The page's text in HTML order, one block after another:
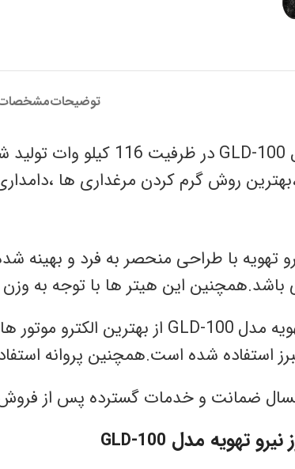
توضیحات
این هیتر ها با توجه به
مدل GLD-100 از بهترین الکترو
ضمانت و خدمات گسترده پس از فروش
تهویه مدل GLD-100